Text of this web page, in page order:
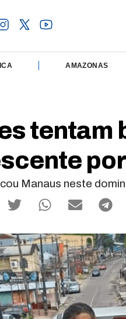
AMAZONAS
tentam
Manaus neste